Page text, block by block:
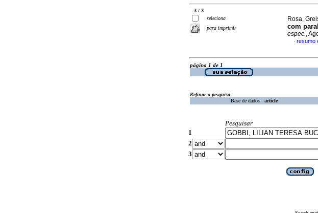
3 / 3
seleciona
para imprimir
Rosa,
com
espec.,
· resumo
página 1 de 1
Refinar a pesquisa
Base de dados : article
Pesquisar
1
2
3